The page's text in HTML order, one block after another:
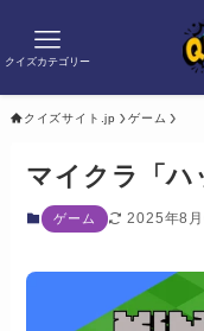
クイズカテゴリー
クイズサイト.jp ゲーム
マイクラ「ハ
ゲーム 2025年8月